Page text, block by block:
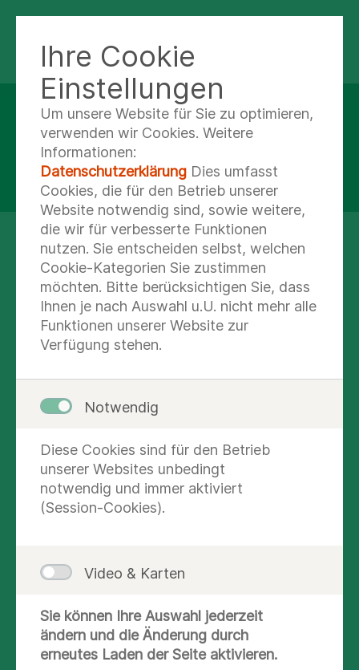
FACHKLINIK HOHWALD
Orthopädie und
Rheumaorthopädie
Dr. med. Bernd Hantke
komm. ärztlicher Direktor
QUALITÄT DURCH
GANZHEITLICHE
Als zertifiziertes Endoprothesenzentrum
Klinik über eine herausragende Expertise
im Bereich der endoprothetischen
Versorgung bei Knie- und Hüftgelenken
Ihre Cookie
Einstellungen
Um unsere Website für Sie zu optimieren,
verwenden wir Cookies. Weitere
Informationen:
Datenschutzerklärung Dies umfasst
Cookies, die für den Betrieb unserer
Website notwendig sind, sowie weitere,
die wir für verbesserte Funktionen
nutzen. Sie entscheiden selbst, welchen
Cookie-Kategorien Sie zustimmen
möchten. Bitte berücksichtigen Sie, dass
Ihnen je nach Auswahl u.U. nicht mehr alle
Funktionen unserer Website zur
Verfügung stehen.
Notwendig
Diese Cookies sind für den Betrieb
unserer Websites unbedingt
notwendig und immer aktiviert
(Session-Cookies).
Video & Karten
Sie können Ihre Auswahl jederzeit
ändern und die Änderung durch
erneutes Laden der Seite aktivieren.